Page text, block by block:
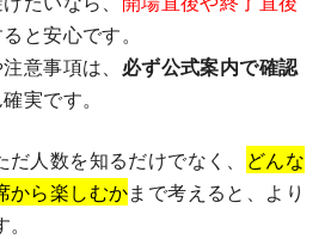
と安心です。
意事項は、 必ず公式案内で確認
実です。
人数を知るだけでなく、 どんな
から楽しむかまで考えると、より